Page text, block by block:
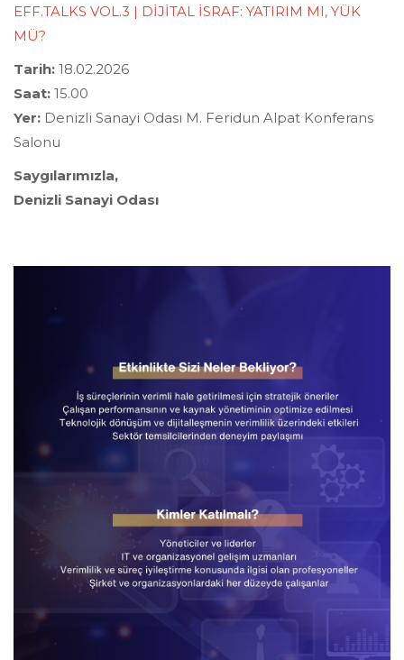
EFF.TALKS VOL.3 | DİJİTAL İSRAF: YATIRIM MI, YÜK
MÜ?
Tarih: 18.02.2026
Saat: 15.00
Yer: Denizli Sanayi Odası M. Feridun Alpat Konferans
Salonu
Saygılarımızla,
Denizli Sanayi Odası